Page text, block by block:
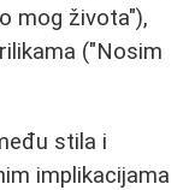
mog života"),
("Nosim
stila i
implikacijama